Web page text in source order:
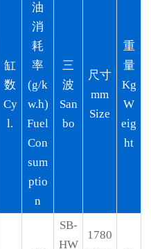
缸
数
Cy
l.
油
消
耗
率
(g/k
w.h)
Fuel
Con
sum
ptio
n
三
波
San
bo
尺寸
mm
Size
重
量
Kg
W
eig
ht
SB-
HW
1780